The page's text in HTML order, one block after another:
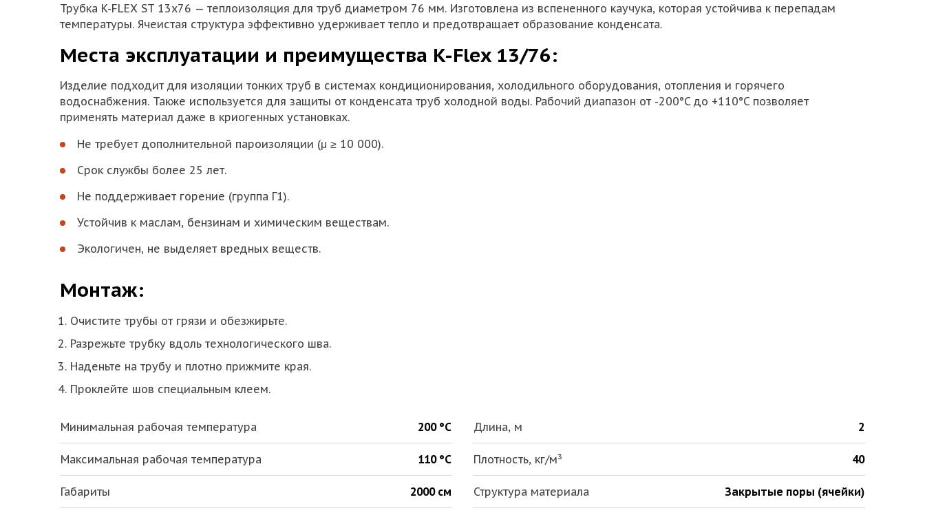
Трубка K-FLEX ST 13х76 — теплоизоляция для труб диаметром 76 мм. Изготовлена из вспененного каучука, которая устойчива к перепадам
температуры. Ячеистая структура эффективно удерживает тепло и предотвращает образование конденсата.
Места эксплуатации и преимущества K-Flex 13/76:
Изделие подходит для изоляции тонких труб в системах кондиционирования, холодильного оборудования, отопления и горячего
водоснабжения. Также используется для защиты от конденсата труб холодной воды. Рабочий диапазон от -200°C до +110°C позволяет
применять материал даже в криогенных установках.
Не требует дополнительной пароизоляции (μ ≥ 10 000).
Срок службы более 25 лет.
Не поддерживает горение (группа Г1).
Устойчив к маслам, бензинам и химическим веществам.
Экологичен, не выделяет вредных веществ.
Монтаж:
Очистите трубы от грязи и обезжирьте.
Разрежьте трубку вдоль технологического шва.
Наденьте на трубу и плотно прижмите края.
Проклейте шов специальным клеем.
Минимальная рабочая температура 200 °С
Максимальная рабочая температура 110 °С
Габариты 2000 см
Длина, м 2
Плотность, кг/м³ 40
Структура материала Закрытые поры (ячейки)